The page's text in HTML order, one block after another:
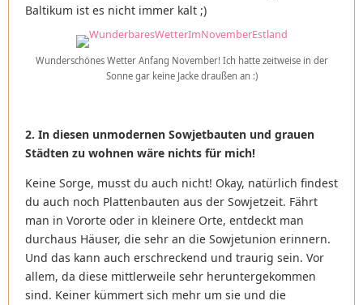
Baltikum ist es nicht immer kalt ;)
Wunderschönes Wetter Anfang November! Ich hatte zeitweise in der
Sonne gar keine Jacke draußen an :)
2. In diesen unmodernen Sowjetbauten und grauen
Städten zu wohnen wäre nichts für mich!
Keine Sorge, musst du auch nicht! Okay, natürlich findest
du auch noch Plattenbauten aus der Sowjetzeit. Fährt
man in Vororte oder in kleinere Orte, entdeckt man
durchaus Häuser, die sehr an die Sowjetunion erinnern.
Und das kann auch erschreckend und traurig sein. Vor
allem, da diese mittlerweile sehr heruntergekommen
sind. Keiner kümmert sich mehr um sie und die